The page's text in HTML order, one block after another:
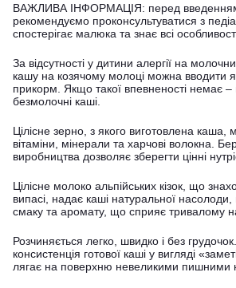
ВАЖЛИВА ІНФОРМАЦІЯ: перед введенням
рекомендуємо проконсультуватися з
спостерігає малюка та знає всі
За відсутності у дитини алергії на
кашу на козячому молоці можна вводити
прикорм. Якщо такої впевненості немає
безмолочні каші.
Цілісне зерно, з якого виготовлена ​​каша,
вітаміни, мінерали та харчові волокна.
виробництва дозволяє зберегти цінні
Цілісне молоко альпійських кізок, що
випасі, надає каші натуральної
смаку та аромату, що сприяє тривалому
Розчиняється легко, швидко і без
консистенція готової каші у вигляді
лягає на поверхню невеликими пишними